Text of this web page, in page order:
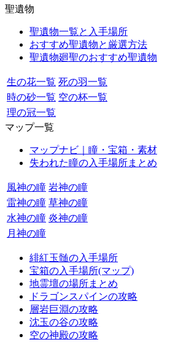
聖遺物
聖遺物一覧と入手場所
おすすめ聖遺物と厳選方法
聖遺物廻聖のおすすめ聖遺物
生の花一覧 死の羽一覧
時の砂一覧 空の杯一覧
理の冠一覧
マップ一覧
マップナビ｜瞳・宝箱・素材
失われた瞳の入手場所まとめ
風神の瞳 岩神の瞳
雷神の瞳 草神の瞳
水神の瞳 炎神の瞳
月神の瞳
緋紅玉髄の入手場所
宝箱の入手場所(マップ)
地霊壇の場所まとめ
ドラゴンスパインの攻略
層岩巨淵の攻略
沈玉の谷の攻略
空の神殿の攻略